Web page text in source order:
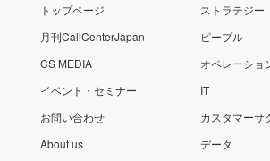
トップページ
月刊CallCenterJapan
CS MEDIA
イベント・セミナー
お問い合わせ
About us
ストラテジー
ピープル
オペレーショ
IT
カスタマーサ
データ